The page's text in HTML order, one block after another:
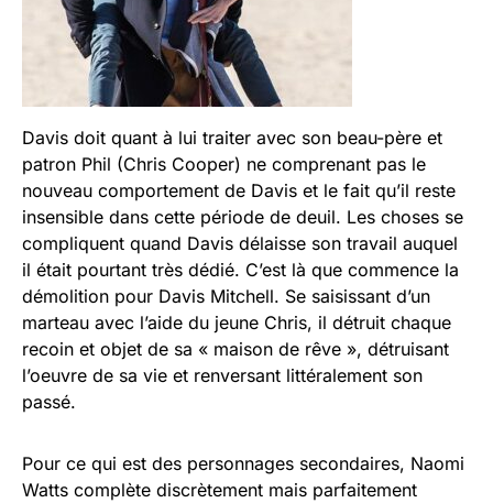
Davis doit quant à lui traiter avec son beau-père et
patron Phil (Chris Cooper) ne comprenant pas le
nouveau comportement de Davis et le fait qu’il reste
insensible dans cette période de deuil. Les choses se
compliquent quand Davis délaisse son travail auquel
il était pourtant très dédié. C’est là que commence la
démolition pour Davis Mitchell. Se saisissant d’un
marteau avec l’aide du jeune Chris, il détruit chaque
recoin et objet de sa « maison de rêve », détruisant
l’oeuvre de sa vie et renversant littéralement son
passé.
Pour ce qui est des personnages secondaires, Naomi
Watts complète discrètement mais parfaitement